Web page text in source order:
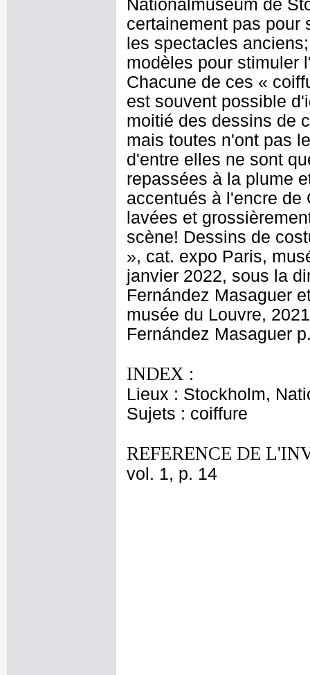
Nationalmuseum de
certainement pas pour
les spectacles
modèles pour stimuler
Chacune de ces «
est souvent possible
moitié des dessins de
mais toutes n'ont pas
d'entre elles ne sont
repassées à la plume
accentués à l'encre de
lavées et
scène! Dessins de
», cat. expo Paris,
janvier 2022, sous la
Fernández Masaguer
musée du Louvre,
Fernández Masaguer
INDEX :
Lieux : Stockholm,
Sujets : coiffure
REFERENCE DE
vol. 1, p. 14